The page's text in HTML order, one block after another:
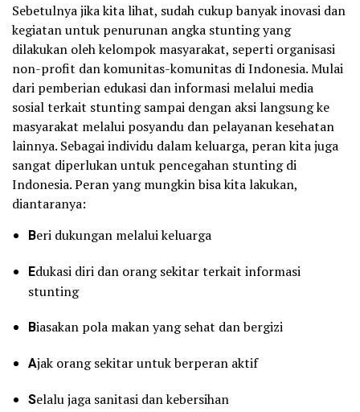
Sebetulnya jika kita lihat, sudah cukup banyak inovasi dan
kegiatan untuk penurunan angka stunting yang
dilakukan oleh kelompok masyarakat, seperti organisasi
non-profit dan komunitas-komunitas di Indonesia. Mulai
dari pemberian edukasi dan informasi melalui media
sosial terkait stunting sampai dengan aksi langsung ke
masyarakat melalui posyandu dan pelayanan kesehatan
lainnya. Sebagai individu dalam keluarga, peran kita juga
sangat diperlukan untuk pencegahan stunting di
Indonesia. Peran yang mungkin bisa kita lakukan,
diantaranya:
Beri dukungan melalui keluarga
Edukasi diri dan orang sekitar terkait informasi
stunting
Biasakan pola makan yang sehat dan bergizi
Ajak orang sekitar untuk berperan aktif
Selalu jaga sanitasi dan kebersihan